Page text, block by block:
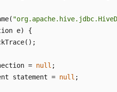
e) {
=
null ;
statement =
null ;